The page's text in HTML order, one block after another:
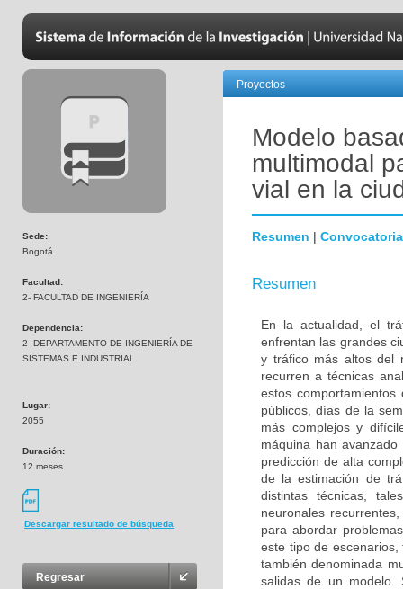
Sede:
Bogotá
Facultad:
2- FACULTAD DE INGENIERÍA
Dependencia:
2- DEPARTAMENTO DE INGENIERÍA DE
SISTEMAS E INDUSTRIAL
Lugar:
2055
Duración:
12 meses
Descargar resultado de búsqueda
Regresar
Proyectos
Modelo
multimodal
vial en la
Resumen | Convocatoria
Resumen
En la actualidad, el
enfrentan las grandes
y tráfico más altos del
recurren a técnicas
estos
públicos, días de la
más complejos y
máquina han
predicción de alta
de la estimación de
distintas técnicas,
neuronales
para abordar
este tipo de
también denominada
salidas de un modelo.